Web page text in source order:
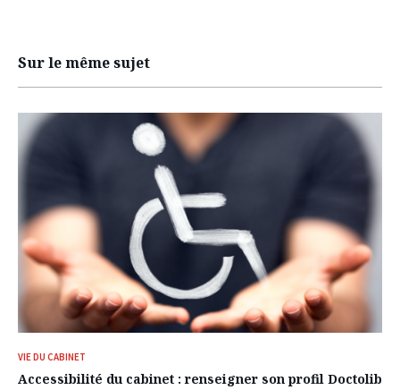
Sur le même sujet
VIE DU CABINET
Accessibilité du cabinet : renseigner son profil Doctolib